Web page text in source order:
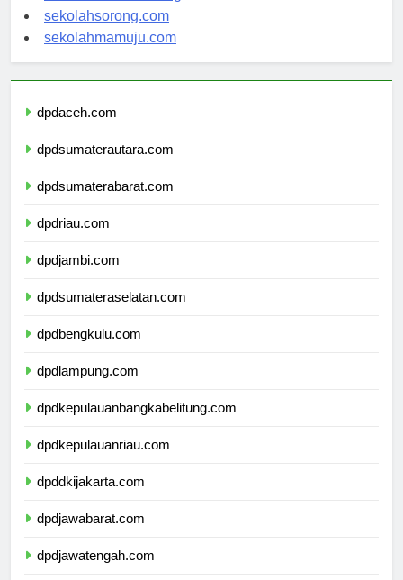
sekolahindonesia.org
sekolahsorong.com